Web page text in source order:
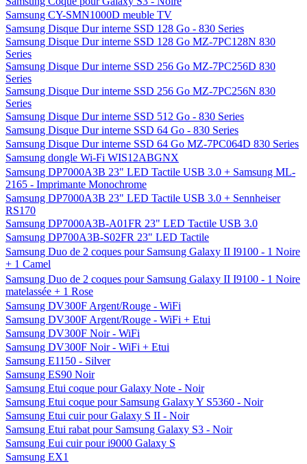
Samsung CY-SMN1000D meuble TV
Samsung Disque Dur interne SSD 128 Go - 830 Series
Samsung Disque Dur interne SSD 128 Go MZ-7PC128N 830
Series
Samsung Disque Dur interne SSD 256 Go MZ-7PC256D 830
Series
Samsung Disque Dur interne SSD 256 Go MZ-7PC256N 830
Series
Samsung Disque Dur interne SSD 512 Go - 830 Series
Samsung Disque Dur interne SSD 64 Go - 830 Series
Samsung Disque Dur interne SSD 64 Go MZ-7PC064D 830 Series
Samsung dongle Wi-Fi WIS12ABGNX
Samsung DP7000A3B 23" LED Tactile USB 3.0 + Samsung ML-
2165 - Imprimante Monochrome
Samsung DP7000A3B 23" LED Tactile USB 3.0 + Sennheiser
RS170
Samsung DP7000A3B-A01FR 23" LED Tactile USB 3.0
Samsung DP700A3B-S02FR 23" LED Tactile
Samsung Duo de 2 coques pour Samsung Galaxy II I9100 - 1 Noire
+ 1 Camel
Samsung Duo de 2 coques pour Samsung Galaxy II I9100 - 1 Noire
matelassée + 1 Rose
Samsung DV300F Argent/Rouge - WiFi
Samsung DV300F Argent/Rouge - WiFi + Etui
Samsung DV300F Noir - WiFi
Samsung DV300F Noir - WiFi + Etui
Samsung E1150 - Silver
Samsung ES90 Noir
Samsung Etui coque pour Galaxy Note - Noir
Samsung Etui coque pour Samsung Galaxy Y S5360 - Noir
Samsung Etui cuir pour Galaxy S II - Noir
Samsung Etui rabat pour Samsung Galaxy S3 - Noir
Samsung Eui cuir pour i9000 Galaxy S
Samsung EX1